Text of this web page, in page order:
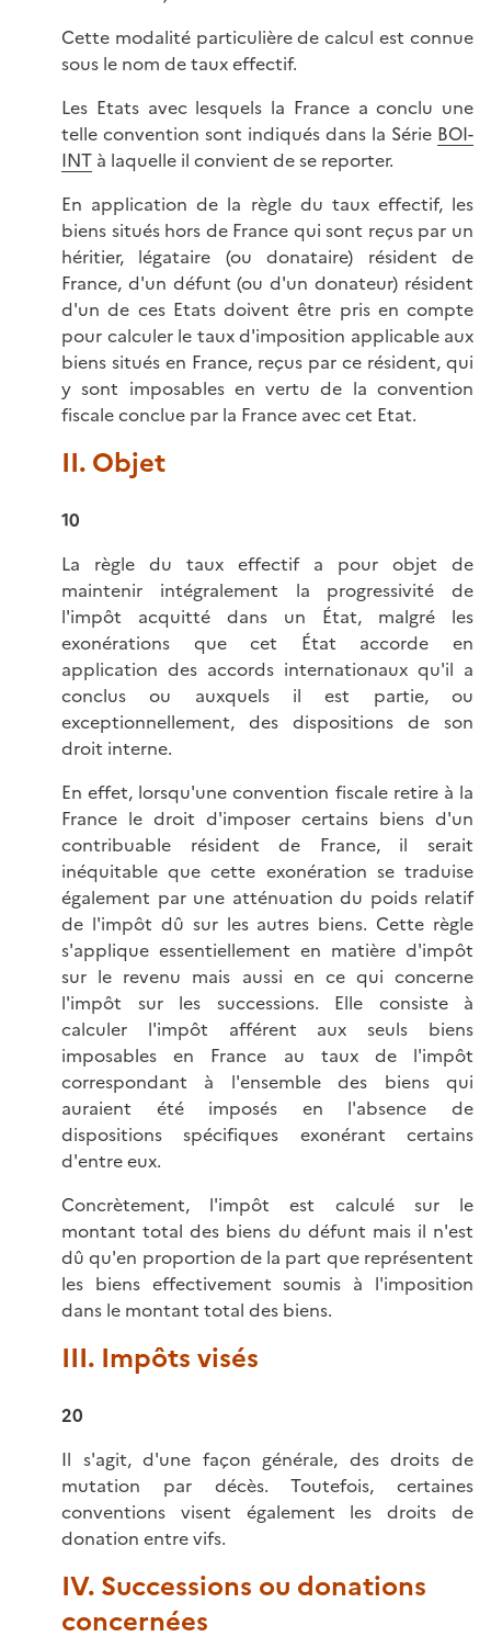
Cette modalité particulière de calcul est connue
sous le nom de taux effectif.
Les Etats avec lesquels la France a conclu une
telle convention sont indiqués dans la Série BOI-
INT à laquelle il convient de se reporter.
En application de la règle du taux effectif, les
biens situés hors de France qui sont reçus par un
héritier, légataire (ou donataire) résident de
France, d'un défunt (ou d'un donateur) résident
d'un de ces Etats doivent être pris en compte
pour calculer le taux d'imposition applicable aux
biens situés en France, reçus par ce résident, qui
y sont imposables en vertu de la convention
fiscale conclue par la France avec cet Etat.
II. Objet
10
La règle du taux effectif a pour objet de
maintenir intégralement la progressivité de
l'impôt acquitté dans un État, malgré les
exonérations que cet État accorde en
application des accords internationaux qu'il a
conclus ou auxquels il est partie, ou
exceptionnellement, des dispositions de son
droit interne.
En effet, lorsqu'une convention fiscale retire à la
France le droit d'imposer certains biens d'un
contribuable résident de France, il serait
inéquitable que cette exonération se traduise
également par une atténuation du poids relatif
de l'impôt dû sur les autres biens. Cette règle
s'applique essentiellement en matière d'impôt
sur le revenu mais aussi en ce qui concerne
l'impôt sur les successions. Elle consiste à
calculer l'impôt afférent aux seuls biens
imposables en France au taux de l'impôt
correspondant à l'ensemble des biens qui
auraient été imposés en l'absence de
dispositions spécifiques exonérant certains
d'entre eux.
Concrètement, l'impôt est calculé sur le
montant total des biens du défunt mais il n'est
dû qu'en proportion de la part que représentent
les biens effectivement soumis à l'imposition
dans le montant total des biens.
III. Impôts visés
20
Il s'agit, d'une façon générale, des droits de
mutation par décès. Toutefois, certaines
conventions visent également les droits de
donation entre vifs.
IV. Successions ou donations
concernées